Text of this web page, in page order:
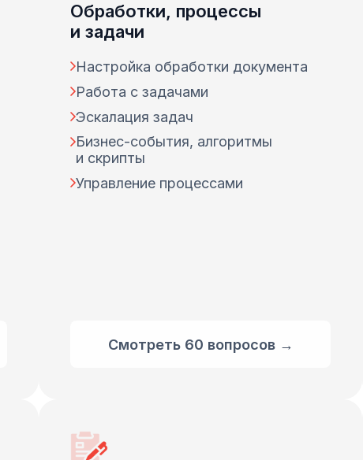
Обработки, процессы
и задачи
Настройка обработки документа
Работа с задачами
Эскалация задач
Бизнес-события, алгоритмы
и скрипты
Управление процессами
Смотреть 60 вопросов →